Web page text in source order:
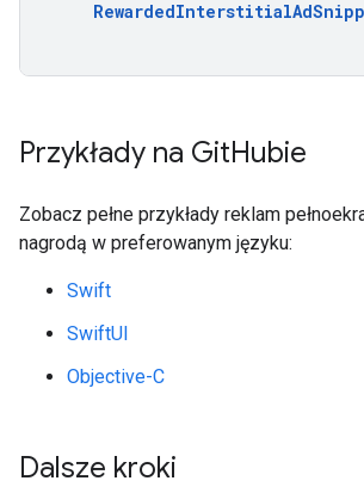
Przykłady na GitHubie
Zobacz pełne przykłady reklam
nagrodą w preferowanym języku:
Swift
SwiftUI
Objective-C
Dalsze kroki